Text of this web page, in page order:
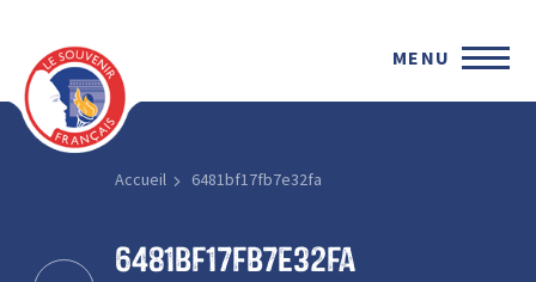
MENU
Accueil 6481bf17fb7e32fa
6481bf17fb7e32fa